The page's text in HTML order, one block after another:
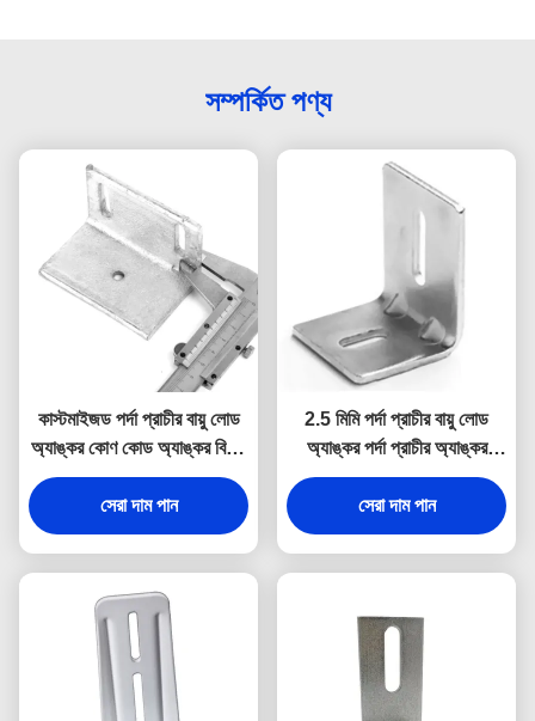
সম্পর্কিত পণ্য
কাস্টমাইজড পর্দা প্রাচীর বায়ু লোড
অ্যাঙ্কর কোণ কোড অ্যাঙ্কর বিল্ডিং
উপকরণ
সেরা দাম পান
2.5 মিমি পর্দা প্রাচীর বায়ু লোড
অ্যাঙ্কর পর্দা প্রাচীর অ্যাঙ্কর
সিস্টেম কাস্টমাইজযোগ্য
সেরা দাম পান